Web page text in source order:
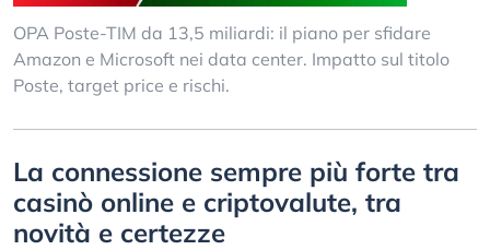
OPA Poste-TIM da 13,5 miliardi: il piano per sfidare
Amazon e Microsoft nei data center. Impatto sul titolo
Poste, target price e rischi.
La connessione sempre più forte tra
casinò online e criptovalute, tra
novità e certezze